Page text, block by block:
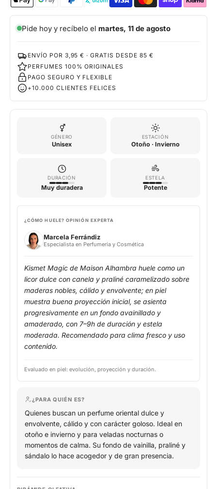
Pide hoy y recíbelo el martes, 11 de agosto
ENVÍO POR 3,95 € · GRATIS DESDE 85 €
PERFUMES 100% ORIGINALES
PAGO SEGURO Y FLEXIBLE
+10.000 CLIENTES FELICES
GÉNERO
Unisex
ESTACIÓN
Otoño · Invierno
DURACIÓN
Muy duradera
ESTELA
Potente
¿CÓMO HUELE? OPINIÓN EXPERTA
Marcela Ferrándiz
Especialista en Perfumería y Cosmética
Kismet Magic de Maison Alhambra huele como un
licor dulce con canela y praliné caramelizado sobre
maderas nobles, cálido y envolvente; en piel
muestra buena proyección inicial, se asienta
progresivamente en un fondo avainillado y
amaderado, con 7–9h de duración y estela
moderada. Recomendado para clima fresco y uso
contenido.
Evaluado en piel: evolución, proyección y duración.
¿PARA QUIÉN ES?
Quienes buscan un perfume oriental dulce y
envolvente, cálido y con carácter goloso. Ideal en
otoño e invierno y para veladas nocturnas o
momentos de calma. Su fondo de vainilla, praliné y
sándalo lo hace acogedor y de gran presencia.